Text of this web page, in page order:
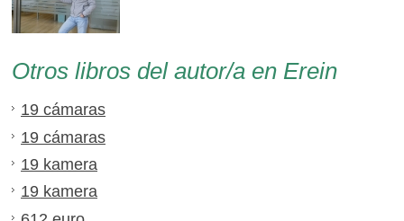
Otros libros del autor/a en Erein
19 cámaras
19 cámaras
19 kamera
19 kamera